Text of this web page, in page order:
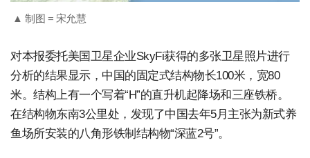
▲ 制图 = 宋允慧
对本报委托美国卫星企业SkyFi获得的多张卫星照片进行
分析的结果显示，中国的固定式结构物长100米，宽80
米。结构上有一个写着“H”的直升机起降场和三座铁桥。
在结构物东南3公里处，发现了中国去年5月主张为新式养
鱼场所安装的八角形铁制结构物“深蓝2号”。